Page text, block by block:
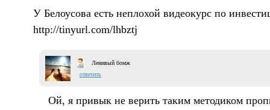
У Белоусова есть неплохой видеокурс по
http://tinyurl.com/lhbztj
Ленивый бомж
ответить
Ой, я привык не верить таким методиком